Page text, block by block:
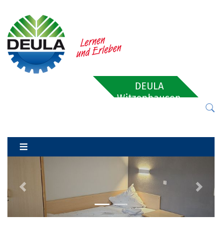
DEULA
Witzenhausen
Previous Next